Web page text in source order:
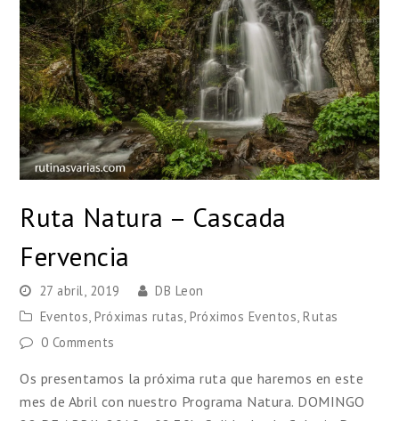
Ruta Natura – Cascada
Fervencia
27 abril, 2019
DB Leon
Eventos,Próximas rutas,Próximos Eventos,Rutas
0 Comments
Os presentamos la próxima ruta que haremos en este
mes de Abril con nuestro Programa Natura. DOMINGO